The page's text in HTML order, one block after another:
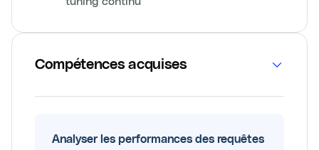
Compétences acquises
Analyser les performances des requêtes